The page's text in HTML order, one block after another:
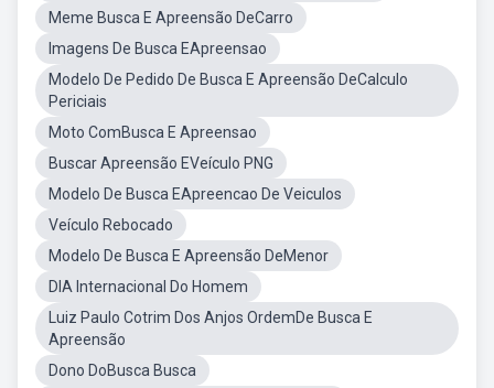
Meme Busca E Apreensão DeCarro
Imagens De Busca EApreensao
Modelo De Pedido De Busca E Apreensão DeCalculo
Periciais
Moto ComBusca E Apreensao
Buscar Apreensão EVeículo PNG
Modelo De Busca EApreencao De Veiculos
Veículo Rebocado
Modelo De Busca E Apreensão DeMenor
DIA Internacional Do Homem
Luiz Paulo Cotrim Dos Anjos OrdemDe Busca E
Apreensão
Dono DoBusca Busca